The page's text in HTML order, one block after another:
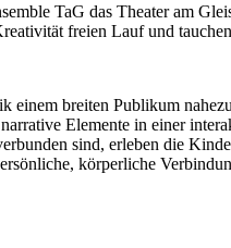
TaG das Theater am
freien Lauf und
einem breiten Publikum
Elemente in einer
sind, erleben die
körperliche